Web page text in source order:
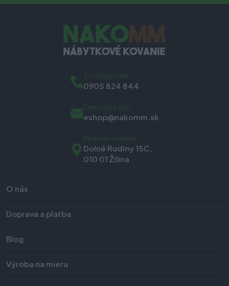
O nás
Doprava a platba
Blog
Výroba na mieru
Zavolajte nám
0905 824 844
Sme tu pre vás!
eshop@nakomm.sk
Radi vás uvidíme
Dolné Rudiny 15C,
010 01 Žilina